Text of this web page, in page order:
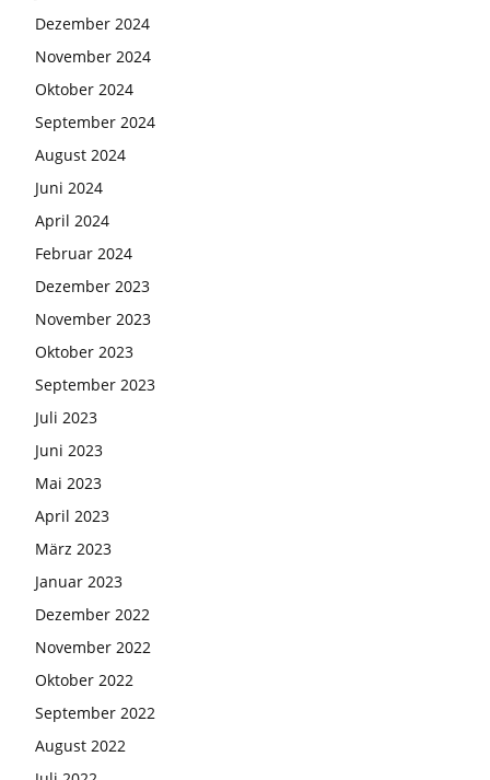
Dezember 2024
November 2024
Oktober 2024
September 2024
August 2024
Juni 2024
April 2024
Februar 2024
Dezember 2023
November 2023
Oktober 2023
September 2023
Juli 2023
Juni 2023
Mai 2023
April 2023
März 2023
Januar 2023
Dezember 2022
November 2022
Oktober 2022
September 2022
August 2022